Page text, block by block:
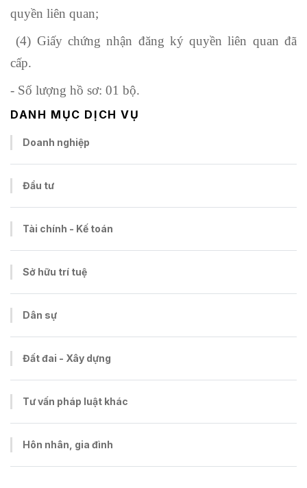
DANH MỤC DỊCH VỤ
Doanh nghiệp
Đầu tư
Tài chính - Kế toán
Sở hữu trí tuệ
Dân sự
Đất đai - Xây dựng
Tư vấn pháp luật khác
Hôn nhân, gia đình
quyền liên quan;
(4) Giấy chứng nhận đăng ký quyền liên quan đã
cấp.
- Số lượng hồ sơ: 01 bộ.